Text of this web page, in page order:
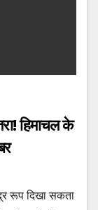
हिमाचल के
रूप दिखा सकता